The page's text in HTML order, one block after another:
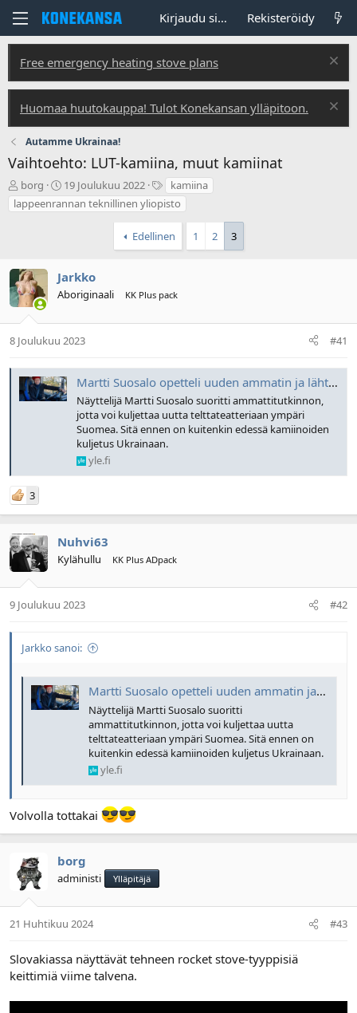
Kirjaudu sisään Rekisteröidy
Free emergency heating stove plans
Huomaa huutokauppa! Tulot Konekansan ylläpitoon.
Autamme Ukrainaa!
Vaihtoehto: LUT-kamiina, muut kamiinat
V
i
e
k
e
t
n
l
o
i
borg
A
l
o
p
ä
v
ä
ä
ä
r
19 Joulukuu 2022
T
u
n
i
s
e
kamiina
lappeenrannan teknillinen yliopisto
Edellinen 1 2 3
Jarkko
Aboriginaali KK Plus pack
8 Joulukuu 2023 #41
Martti Suosalo opetteli uuden ammatin ja lähtee nyt ajamaan avustuskuormaa Ukrainaan
Näyttelijä Martti Suosalo suoritti ammattitutkinnon,
jotta voi kuljettaa uutta telttateatteriaan ympäri
Suomea. Sitä ennen on kuitenkin edessä kamiinoiden
kuljetus Ukrainaan.
yle.fi
3
Nuhvi63
Kylähullu KK Plus ADpack
9 Joulukuu 2023 #42
Jarkko sanoi:
Martti Suosalo opetteli uuden ammatin ja lähtee nyt ajamaan avustuskuormaa Ukrainaan
Näyttelijä Martti Suosalo suoritti
ammattitutkinnon, jotta voi kuljettaa uutta
telttateatteriaan ympäri Suomea. Sitä ennen on
kuitenkin edessä kamiinoiden kuljetus Ukrainaan.
yle.fi
Volvolla tottakai
borg
administi Ylläpitäjä
21 Huhtikuu 2024 #43
Slovakiassa näyttävät tehneen rocket stove-tyyppisiä
keittimiä viime talvena.